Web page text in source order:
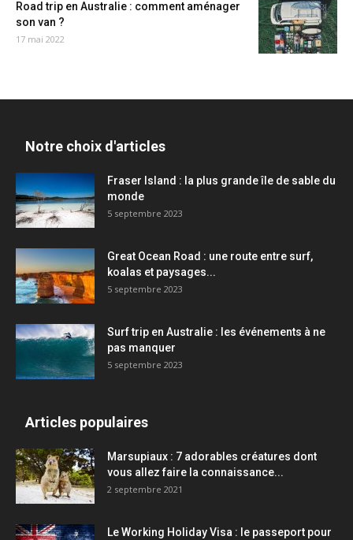
Road trip en Australie : comment aménager
son van ?
17 mai 2022
Notre choix d'articles
Fraser Island : la plus grande île de sable du
monde
5 septembre 2023
Great Ocean Road : une route entre surf,
koalas et paysages...
5 septembre 2023
Surf trip en Australie : les événements à ne
pas manquer
5 septembre 2023
Articles populaires
Marsupiaux : 7 adorables créatures dont
vous allez faire la connaissance...
2 septembre 2021
Le Working Holiday Visa : le passeport pour